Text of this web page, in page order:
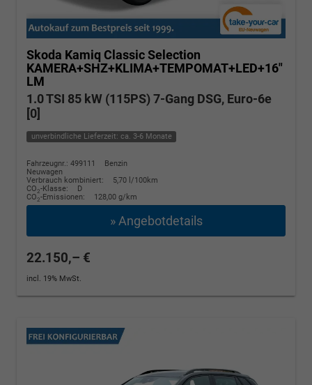
Skoda Kamiq Classic Selection
KAMERA+SHZ+KLIMA+TEMPOMAT+LED+16"
LM
1.0 TSI 85 kW (115PS) 7-Gang DSG, Euro-6e
[0]
unverbindliche Lieferzeit: ca. 3-6 Monate
Fahrzeugnr.: 499111
Benzin
Neuwagen
Verbrauch kombiniert:
5,70 l/100km
CO2-Klasse:
D
CO2-Emissionen: 128,00 g/km
» Angebotdetails
22.150,– €
incl. 19% MwSt.